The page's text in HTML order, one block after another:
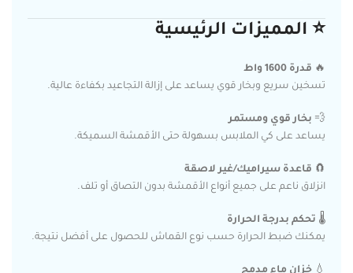
⭐ المميزات الرئيسية
🔥 قدرة 1600 واط
تسخين سريع وبخار قوي يساعد على إزالة التجاعيد بكفاءة عالية.
💨 بخار قوي ومستمر
يساعد على كي الملابس بسهولة حتى الأقمشة السميكة.
🧲 قاعدة سيراميك/غير لاصقة
انزلاق ناعم على جميع أنواع الأقمشة بدون التصاق أو تلف.
🌡️ تحكم بدرجة الحرارة
يمكنك ضبط الحرارة حسب نوع القماش للحصول على أفضل نتيجة.
💧 خزان ماء مدمج